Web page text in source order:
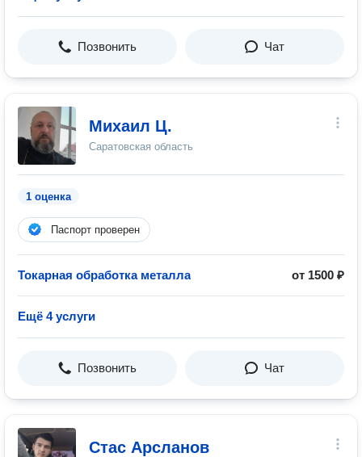
Позвонить Чат
Михаил Ц.
Саратовская область
1 оценка
Паспорт проверен
Токарная обработка металла от 1500 ₽
Ещё 4 услуги
Позвонить Чат
Стас Арсланов